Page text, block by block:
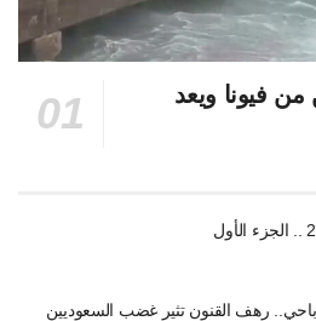
من فيونا ويعد
رهف القنون تثير غضب السعوديين